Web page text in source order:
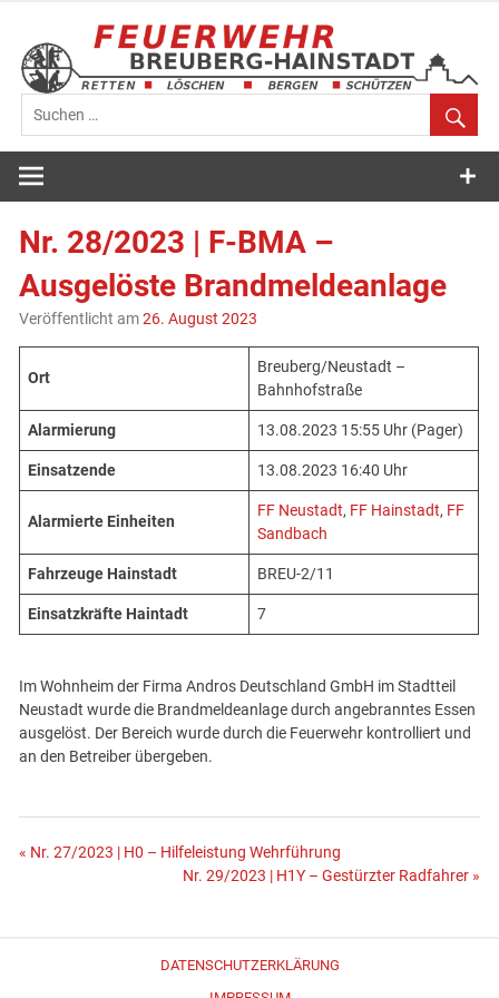
springen
Feuerwehr
Breuberg-
Hainstadt
Nr. 28/2023 | F-BMA –
Ausgelöste Brandmeldeanlage
Veröffentlicht am26. August 2023
Ort
Breuberg/Neustadt –
Bahnhofstraße
Alarmierung 13.08.2023 15:55 Uhr (Pager)
Einsatzende 13.08.2023 16:40 Uhr
Alarmierte Einheiten
FF Neustadt, FF Hainstadt, FF
Sandbach
Fahrzeuge Hainstadt BREU-2/11
Einsatzkräfte Haintadt 7
Im Wohnheim der Firma Andros Deutschland GmbH im Stadtteil
Neustadt wurde die Brandmeldeanlage durch angebranntes Essen
ausgelöst. Der Bereich wurde durch die Feuerwehr kontrolliert und
an den Betreiber übergeben.
Beitragsnavigation
« Nr. 27/2023 | H0 – Hilfeleistung Wehrführung
Nr. 29/2023 | H1Y – Gestürzter Radfahrer »
DATENSCHUTZERKLÄRUNG